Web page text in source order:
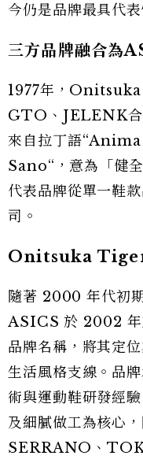
今仍是品牌最具代
三方品牌融合為
1977年，Onitsuka
GTO、JELENK合
來自拉丁語
Sano“，意為「健
代表品牌從單一鞋
司。
Onitsuka Tiger
隨著 2000 年代初
ASICS 於 2002
品牌名稱，將其定
生活風格支線。品
術與運動鞋研發經
及細膩做工為核心
SERRANO、